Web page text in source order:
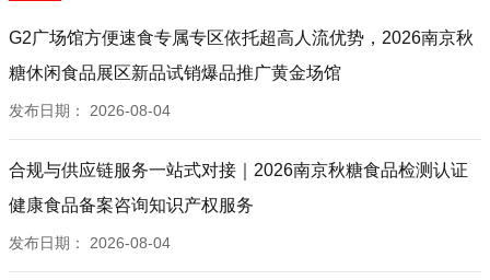
G2广场馆方便速食专属专区依托超高人流优势，2026南京秋
糖休闲食品展区新品试销爆品推广黄金场馆
发布日期： 2026-08-04
合规与供应链服务一站式对接｜2026南京秋糖食品检测认证
健康食品备案咨询知识产权服务
发布日期： 2026-08-04